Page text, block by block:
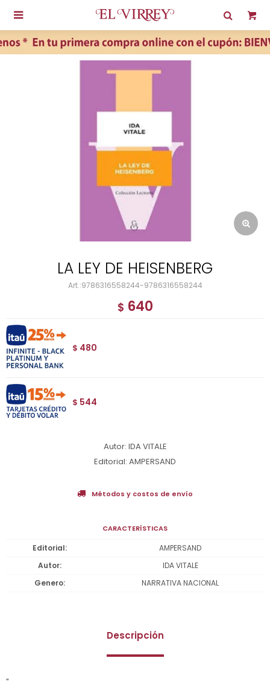

LA LEY DE HEISENBERG
9786316558244-9786316558244
$ 640
$ 480
$ 544
Autor: IDA VITALE
Editorial: AMPERSAND
Métodos y costos de envío
CARACTERÍSTICAS
Editorial
AMPERSAND
Autor
IDA VITALE
Genero
NARRATIVA NACIONAL
Descripción
"